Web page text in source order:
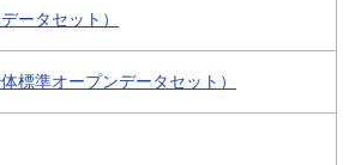
ータセット）
標準オープンデータセット）